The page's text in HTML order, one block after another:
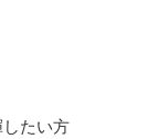
たい方